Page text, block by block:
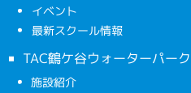
イベント
最新スクール情報
TAC鶴ケ谷ウォーターパーク
施設紹介